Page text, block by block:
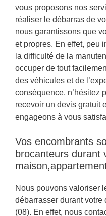
vous proposons nos
réaliser le débarras de
nous garantissons que
et propres. En effet, peu
la difficulté de la
occuper de tout
des véhicules et de
conséquence, n’hésitez
recevoir un devis gratuit
engageons à vous
Vos encombrants
brocanteurs durant
Nous pouvons valoriser
débarrasser durant
(08). En effet, nous